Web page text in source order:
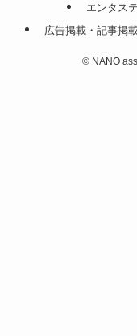
エンタス
広告掲載・記事掲
© NANO